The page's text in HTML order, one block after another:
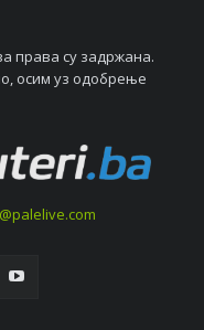
права су задржана.
осим уз одобрeњe